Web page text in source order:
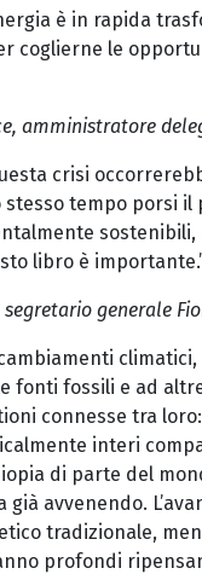
è in rapida
coglierne le
amministratore
crisi
stesso tempo porsi
libro è
generale
cambiamenti
fonti fossili e ad
connesse tra
interi
di parte del
già avvenendo.
tradizionale,
profondi